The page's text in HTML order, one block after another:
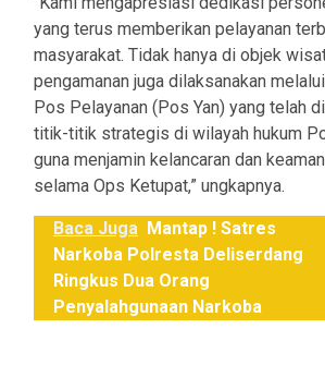
yang terus memberikan pelayanan
masyarakat. Tidak hanya di objek
pengamanan juga dilaksanakan
Pos Pelayanan (Pos Yan) yang telah
titik-titik strategis di wilayah hukum
guna menjamin kelancaran dan
selama Ops Ketupat,” ungkapnya.
Baca Juga Mantap ! Satres
Narkoba Polresta Deliserdang
Ringkus Dua Orang
Penyalahgunaan Narkoba